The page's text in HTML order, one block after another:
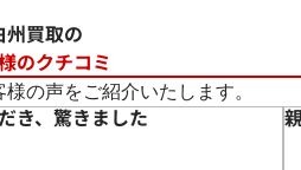
州買取の
のクチコミ
の声をご紹介いたします。
ったです